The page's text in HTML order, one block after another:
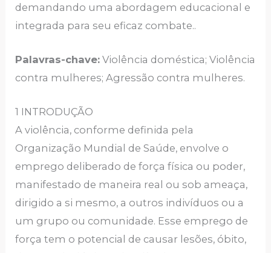
demandando uma abordagem educacional e
integrada para seu eficaz combate..
Palavras-chave: Violência doméstica; Violência
contra mulheres; Agressão contra mulheres.
1 INTRODUÇÃO
A violência, conforme definida pela
Organização Mundial de Saúde, envolve o
emprego deliberado de força física ou poder,
manifestado de maneira real ou sob ameaça,
dirigido a si mesmo, a outros indivíduos ou a
um grupo ou comunidade. Esse emprego de
força tem o potencial de causar lesões, óbito,